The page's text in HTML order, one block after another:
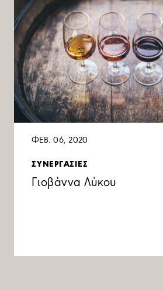
ΦΕΒ. 06, 2020
ΣΥΝΕΡΓΑΣΙΕΣ
Γιοβάννα Λύκου